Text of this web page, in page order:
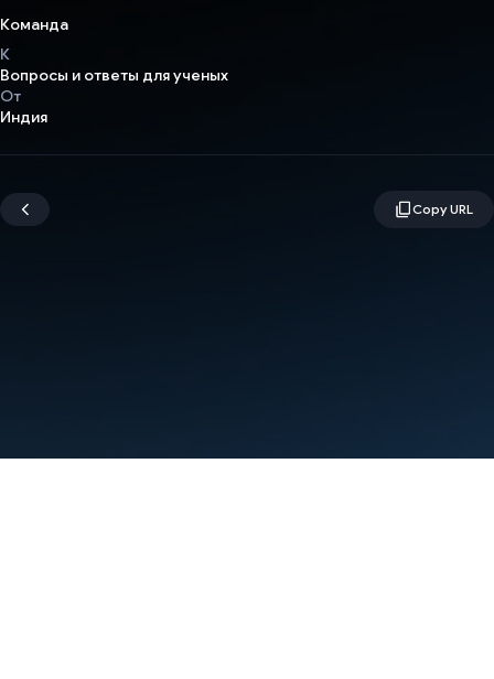
Команда
К
Вопросы и ответы для ученых
От
Индия